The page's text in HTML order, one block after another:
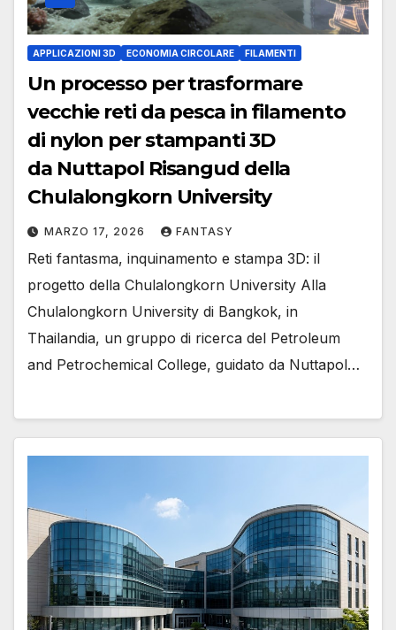
APPLICAZIONI 3D ECONOMIA CIRCOLARE FILAMENTI
Un processo per trasformare
vecchie reti da pesca in filamento
di nylon per stampanti 3D
da Nuttapol Risangud della
Chulalongkorn University
MARZO 17, 2026 FANTASY
Reti fantasma, inquinamento e stampa 3D: il
progetto della Chulalongkorn University Alla
Chulalongkorn University di Bangkok, in
Thailandia, un gruppo di ricerca del Petroleum
and Petrochemical College, guidato da Nuttapol…